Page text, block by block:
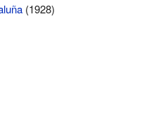
(1928)